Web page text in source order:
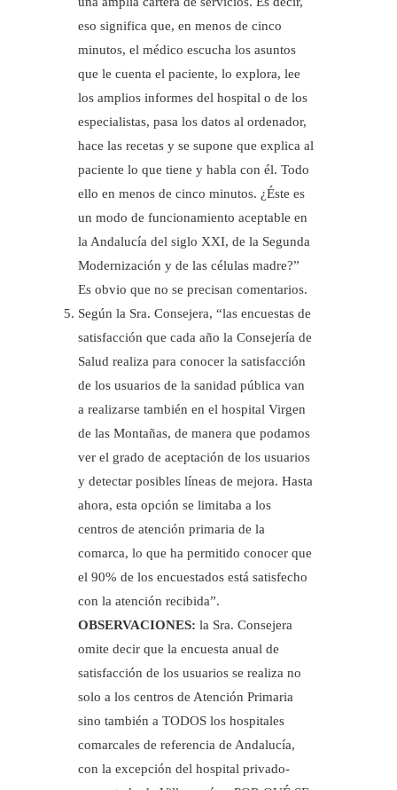
eso significa que, en menos de cinco
minutos, el médico escucha los asuntos
que le cuenta el paciente, lo explora, lee
los amplios informes del hospital o de los
especialistas, pasa los datos al ordenador,
hace las recetas y se supone que explica al
paciente lo que tiene y habla con él. Todo
ello en menos de cinco minutos. ¿Éste es
un modo de funcionamiento aceptable en
la Andalucía del siglo XXI, de la Segunda
Modernización y de las células madre?”
Es obvio que no se precisan comentarios.
Según la Sra. Consejera, “las encuestas de
satisfacción que cada año la Consejería de
Salud realiza para conocer la satisfacción
de los usuarios de la sanidad pública van
a realizarse también en el hospital Virgen
de las Montañas, de manera que podamos
ver el grado de aceptación de los usuarios
y detectar posibles líneas de mejora. Hasta
ahora, esta opción se limitaba a los
centros de atención primaria de la
comarca, lo que ha permitido conocer que
el 90% de los encuestados está satisfecho
con la atención recibida”.
OBSERVACIONES: la Sra. Consejera
omite decir que la encuesta anual de
satisfacción de los usuarios se realiza no
solo a los centros de Atención Primaria
sino también a TODOS los hospitales
comarcales de referencia de Andalucía,
con la excepción del hospital privado-